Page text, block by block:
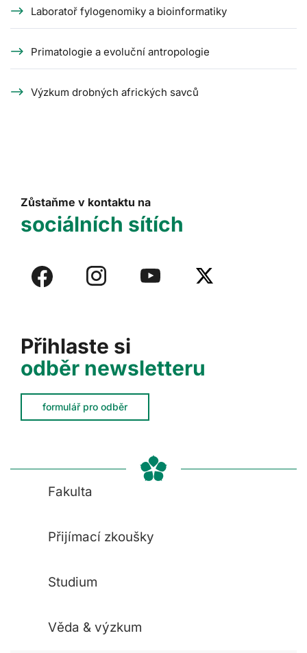
Laboratoř fylogenomiky a bioinformatiky
Primatologie a evoluční antropologie
Výzkum drobných afrických savců
Přihlaste si
odběr newsletteru
formulář pro odběr
Zůstaňme v kontaktu na
sociálních sítích
Fakulta
Přijímací zkoušky
Studium
Věda & výzkum